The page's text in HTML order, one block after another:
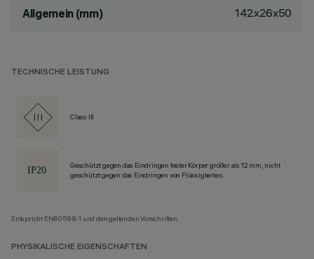
Allgemein (mm) 142x26x50
TECHNISCHE LEISTUNG
Class III
Geschützt gegen das Eindringen fester Körper größer als 12 mm, nicht
geschützt gegen das Eindringen von Flüssigkeiten.
Entspricht EN60598-1 und den geltenden Vorschriften.
PHYSIKALISCHE EIGENSCHAFTEN